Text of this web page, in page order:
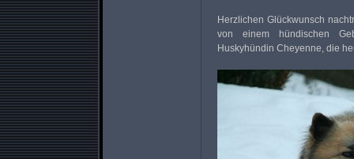
Herzlichen Glückwunsch
von einem hündischen
Huskyhündin Cheyenne, die